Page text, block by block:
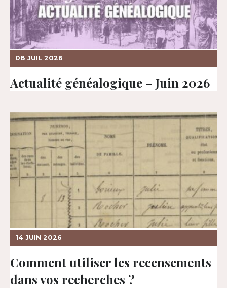
08 JUIL 2026
Actualité généalogique – Juin 2026
14 JUIN 2026
Comment utiliser les recensements
dans vos recherches ?